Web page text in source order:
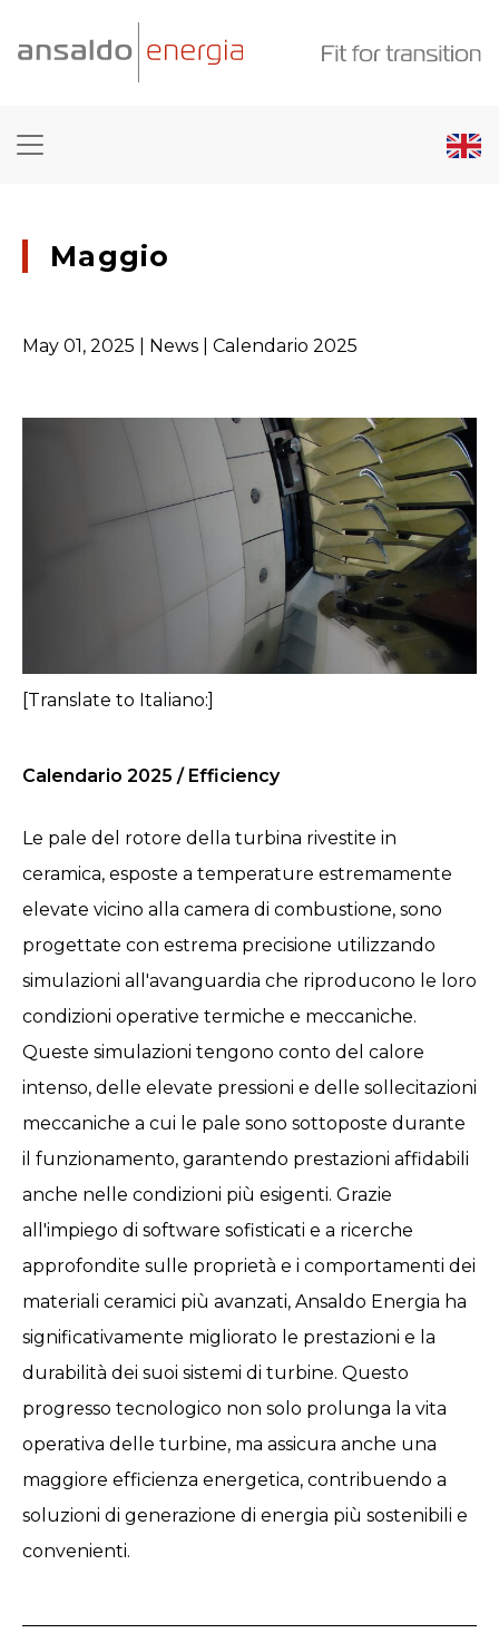
Maggio
May 01, 2025 | News | Calendario 2025
[Translate to Italiano:]
Calendario 2025 / Efficiency
Le pale del rotore della turbina rivestite in
ceramica, esposte a temperature estremamente
elevate vicino alla camera di combustione, sono
progettate con estrema precisione utilizzando
simulazioni all'avanguardia che riproducono le loro
condizioni operative termiche e meccaniche.
Queste simulazioni tengono conto del calore
intenso, delle elevate pressioni e delle sollecitazioni
meccaniche a cui le pale sono sottoposte durante
il funzionamento, garantendo prestazioni affidabili
anche nelle condizioni più esigenti. Grazie
all'impiego di software sofisticati e a ricerche
approfondite sulle proprietà e i comportamenti dei
materiali ceramici più avanzati, Ansaldo Energia ha
significativamente migliorato le prestazioni e la
durabilità dei suoi sistemi di turbine. Questo
progresso tecnologico non solo prolunga la vita
operativa delle turbine, ma assicura anche una
maggiore efficienza energetica, contribuendo a
soluzioni di generazione di energia più sostenibili e
convenienti.